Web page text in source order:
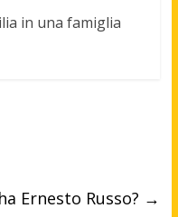
in una famiglia
Ernesto Russo? →